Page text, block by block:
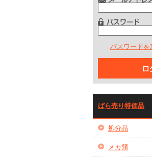
パスワードを
ばら売り特価品
処分品
メカ類